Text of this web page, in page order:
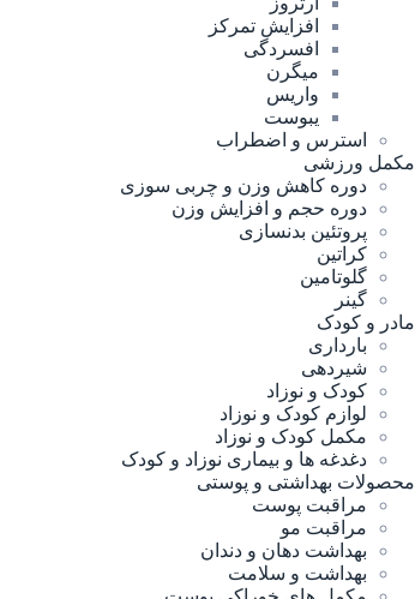
افزایش تمرکز
افسردگی
میگرن
واریس
یبوست
استرس و اضطراب
مکمل ورزشی
دوره کاهش وزن و چربی سوزی
دوره حجم و افزایش وزن
پروتئین بدنسازی
کراتین
گلوتامین
گینر
مادر و کودک
بارداری
شیردهی
کودک و نوزاد
لوازم کودک و نوزاد
مکمل کودک و نوزاد
دغدغه ها و بیماری نوزاد و کودک
محصولات بهداشتی و پوستی
مراقبت پوست
مراقبت مو
بهداشت دهان و دندان
بهداشت و سلامت